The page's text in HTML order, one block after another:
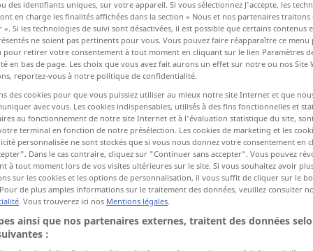
Anglais
Allemand
Anglais
Anglais
Arabe
Allemand
Arabe
Chinois Croate
des identifiants uniques, sur votre appareil. Si vous sélectionnez J'accepte, les
en charge les finalités affichées dans la section « Nous et nos partenaires traitons
Si les technologies de suivi sont désactivées, il est possible que certains contenus
ne soient pas pertinents pour vous. Vous pouvez faire réapparaître ce
pour retirer votre consentement à tout moment en cliquant sur le lien Paramètres
en bas de page. Les choix que vous avez fait aurons un effet sur notre ou nos Site
reportez-vous à notre politique de confidentialité.
des cookies pour que vous puissiez utiliser au mieux notre site Internet et que
avec vous. Les cookies indispensables, utilisés à des fins fonctionnelles et
au fonctionnement de notre site Internet et à l'évaluation statistique du site,
terminal en fonction de notre présélection. Les cookies de marketing et les
personnalisée ne sont stockés que si vous nous donnez votre consentement en
Dans le cas contraire, cliquez sur "Continuer sans accepter". Vous pouvez
à tout moment lors de vos visites ultérieures sur le site. Si vous souhaitez avoir
sur les cookies et les options de personnalisation, il vous suffit de cliquer sur le
de plus amples informations sur le traitement des données, veuillez consulter
. Vous trouverez ici nos Mentions légales.
ainsi que nos partenaires externes, traitent des données
: